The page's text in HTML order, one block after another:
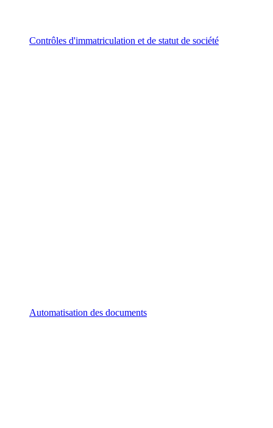
Contrôles d'immatriculation et de statut de société
Automatisation des documents